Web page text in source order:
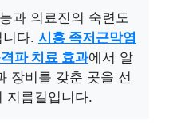
과 의료진의 숙련도
다. 시흥 족저근막염
파 치료 효과에서 알
장비를 갖춘 곳을 선
지름길입니다.